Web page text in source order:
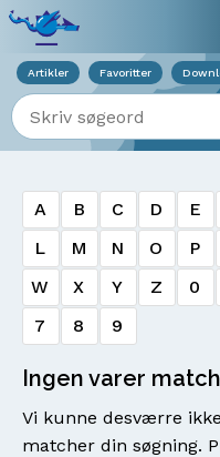
Artikler Favoritter
Indtast søgeord
A B C D E
L
M N O P
W
X Y Z 0
7
8 9
Ingen varer
Vi kunne desværre
matcher din søgning.
Viser overlay for